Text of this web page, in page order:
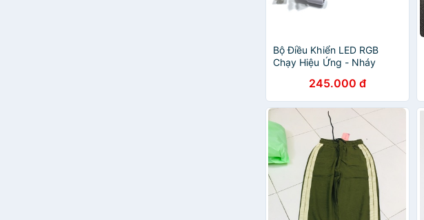
Bộ Điều Khiển LED RGB
Chạy Hiệu Ứng - Nháy
Dùng App Bluetooth
245.000 đ